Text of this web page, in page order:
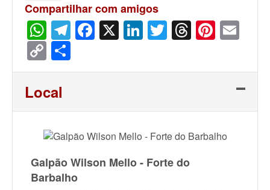
Compartilhar com amigos
WhatsApp
Telegram
Facebook
X LinkedIn
Twitter
Threads
Copy
Link
Local
Galpão Wilson Mello - Forte do
Barbalho